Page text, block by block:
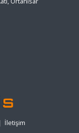
İletişim